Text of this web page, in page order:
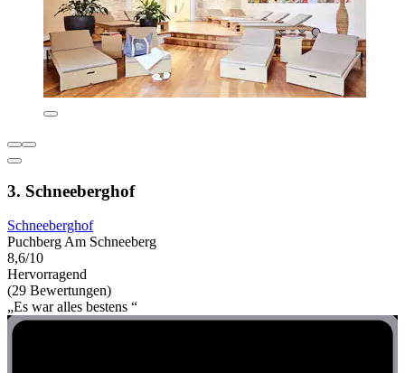
3. Schneeberghof
Schneeberghof
Puchberg Am Schneeberg
8,6/10
Hervorragend
(29 Bewertungen)
„Es war alles bestens “